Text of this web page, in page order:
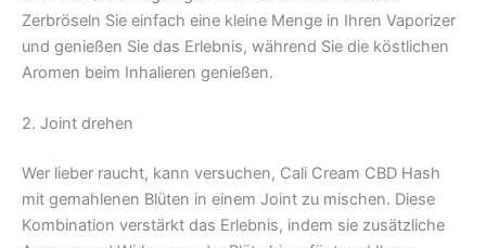
Zerbröseln Sie einfach eine kleine Menge in Ihren Vaporizer
und genießen Sie das Erlebnis, während Sie die köstlichen
Aromen beim Inhalieren genießen.
2. Joint drehen
Wer lieber raucht, kann versuchen, Cali Cream CBD Hash
mit gemahlenen Blüten in einem Joint zu mischen. Diese
Kombination verstärkt das Erlebnis, indem sie zusätzliche